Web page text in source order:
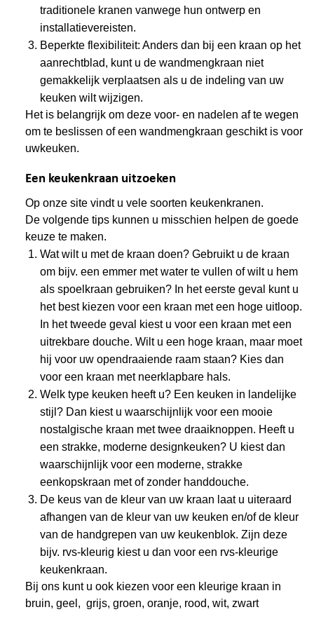
traditionele kranen vanwege hun ontwerp en
installatievereisten.
Beperkte flexibiliteit: Anders dan bij een kraan op het
aanrechtblad, kunt u de wandmengkraan niet
gemakkelijk verplaatsen als u de indeling van uw
keuken wilt wijzigen.
Het is belangrijk om deze voor- en nadelen af te wegen
om te beslissen of een wandmengkraan geschikt is voor
uwkeuken.
Een keukenkraan uitzoeken
Op onze site vindt u vele soorten keukenkranen.
De volgende tips kunnen u misschien helpen de goede
keuze te maken.
Wat wilt u met de kraan doen? Gebruikt u de kraan
om bijv. een emmer met water te vullen of wilt u hem
als spoelkraan gebruiken? In het eerste geval kunt u
het best kiezen voor een kraan met een hoge uitloop.
In het tweede geval kiest u voor een kraan met een
uitrekbare douche. Wilt u een hoge kraan, maar moet
hij voor uw opendraaiende raam staan? Kies dan
voor een kraan met neerklapbare hals.
Welk type keuken heeft u? Een keuken in landelijke
stijl? Dan kiest u waarschijnlijk voor een mooie
nostalgische kraan met twee draaiknoppen. Heeft u
een strakke, moderne designkeuken? U kiest dan
waarschijnlijk voor een moderne, strakke
eenkopskraan met of zonder handdouche.
De keus van de kleur van uw kraan laat u uiteraard
afhangen van de kleur van uw keuken en/of de kleur
van de handgrepen van uw keukenblok. Zijn deze
bijv. rvs-kleurig kiest u dan voor een rvs-kleurige
keukenkraan.
Bij ons kunt u ook kiezen voor een kleurige kraan in
bruin, geel, grijs, groen, oranje, rood, wit, zwart